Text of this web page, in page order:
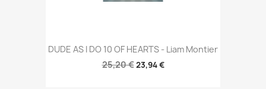
DUDE AS I DO 10 OF HEARTS - Liam Montier
25,20 €23,94 €